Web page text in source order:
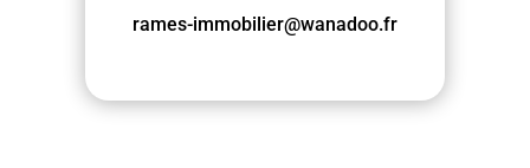
rames-immobilier@wanadoo.fr